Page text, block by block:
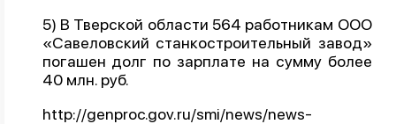
5) В Тверской области 564 работникам ООО
«Савеловский станкостроительный завод»
погашен долг по зарплате на сумму более
40 млн. руб.
http://genproc.gov.ru/smi/news/news-